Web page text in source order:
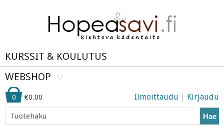
KURSSIT & KOULUTUS
WEBSHOP
Ilmoittaudu | Kirjaudu
0 €0.00
Hae